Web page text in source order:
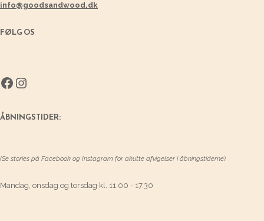
info@goodsandwood.dk
FØLG OS
Facebook
Instagram
ÅBNINGSTIDER:
(Se stories på Facebook og Instagram for akutte afvigelser i åbningstiderne)
Mandag, onsdag og torsdag kl. 11.00 - 17.30